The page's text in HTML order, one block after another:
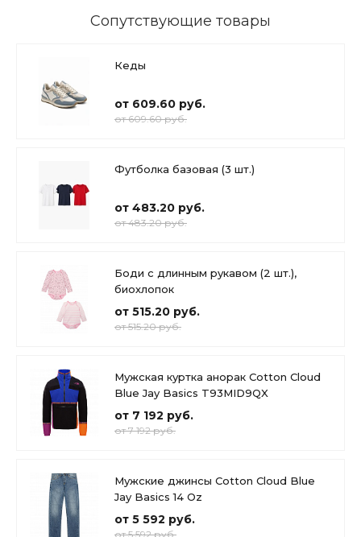
Сопутствующие товары
Кеды
от 609.60 руб.
от 609.60 руб.
Футболка базовая (3 шт.)
от 483.20 руб.
от 483.20 руб.
Боди с длинным рукавом (2 шт.),
биохлопок
от 515.20 руб.
от 515.20 руб.
Мужская куртка анорак Cotton Cloud
Blue Jay Basics T93MID9QX
от 7 192 руб.
от 7 192 руб.
Мужские джинсы Cotton Cloud Blue
Jay Basics 14 Oz
от 5 592 руб.
от 5 592 руб.